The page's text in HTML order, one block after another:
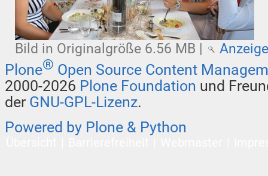
Bild in Originalgröße 6.56 MB |
Plone® Open Source Content
2000-2026 Plone Foundation und
der GNU-GPL-Lizenz.
Powered by Plone & Python